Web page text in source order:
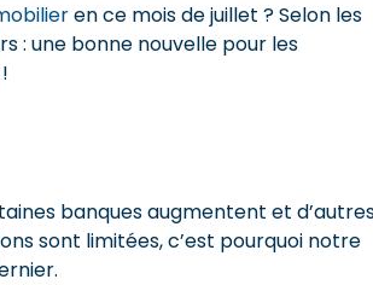
en ce mois de juillet ? Selon les
: une bonne nouvelle pour les
banques augmentent et
sont limitées, c’est pourquoi notre